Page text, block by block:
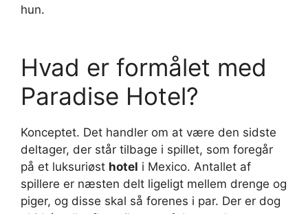
hun.
Hvad er formålet med
Paradise Hotel?
Konceptet. Det handler om at være den sidste
deltager, der står tilbage i spillet, som foregår
på et luksuriøst hotel i Mexico. Antallet af
spillere er næsten delt ligeligt mellem drenge og
piger, og disse skal så forenes i par. Der er dog